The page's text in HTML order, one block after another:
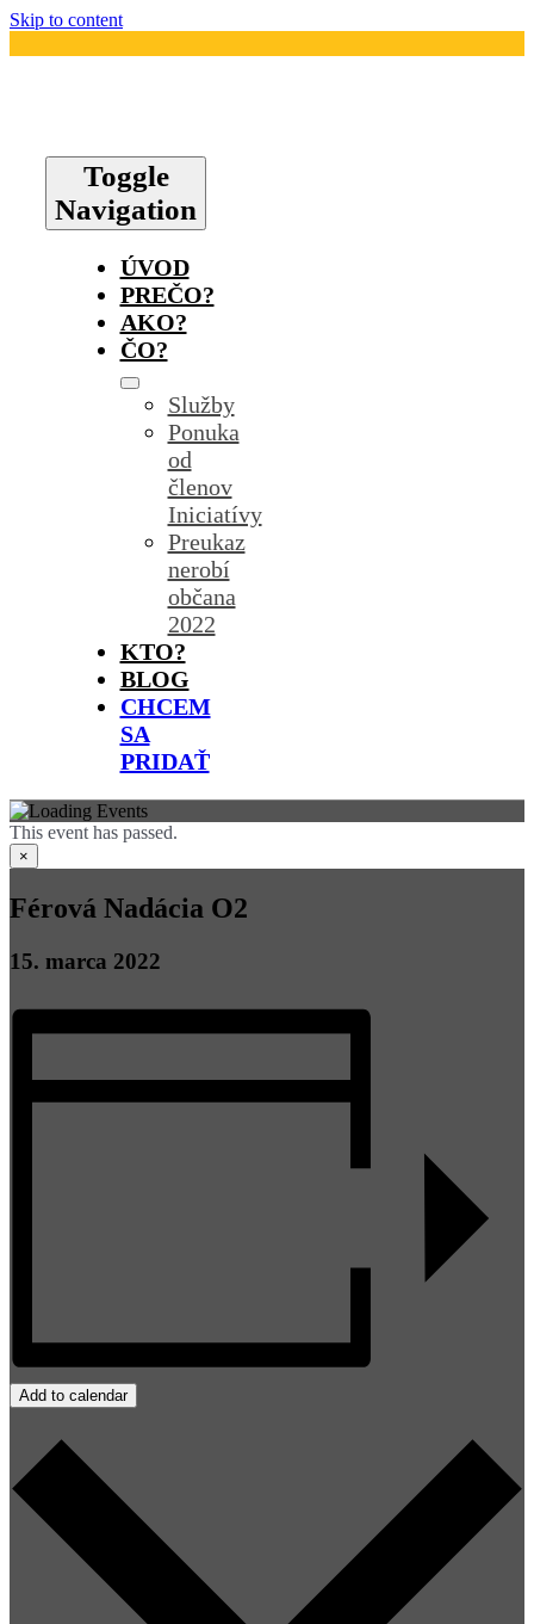
Skip to content
Toggle
Navigation
ÚVOD
PREČO?
AKO?
ČO?
Služby
Ponuka
od
členov
Iniciatívy
Preukaz
nerobí
občana
2022
KTO?
BLOG
CHCEM
SA
PRIDAŤ
This event has passed.
×
Férová Nadácia O2
15. marca 2022
Add to calendar